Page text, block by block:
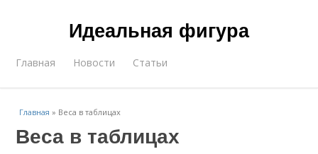
Идеальная фигура
Главная Новости Статьи
Главная » Веса в таблицах
Веса в таблицах